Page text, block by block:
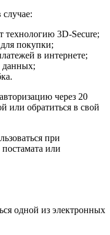
технологию 3D-Secure;
для покупки;
в интернете;
данных;
через 20
или обратиться в свой
при
или
одной из электронных